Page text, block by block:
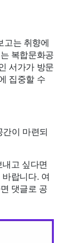
고는 취향에
복합문화공
서가가 방문
집중할 수
이 마련되
고 싶다면
랍니다. 여
댓글로 공